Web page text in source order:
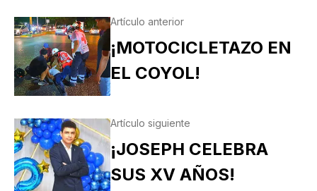
Artículo anterior
¡MOTOCICLETAZO EN
EL COYOL!
Artículo siguiente
¡JOSEPH CELEBRA
SUS XV AÑOS!